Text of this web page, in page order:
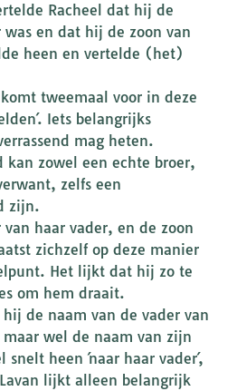
Racheel dat hij de
was en dat hij de zoon van
heen en vertelde (het)
tweemaal voor in deze
Iets belangrijks
mag heten.
zowel een echte broer,
zelfs een
zijn.
van haar vader, en de zoon
zichzelf op deze manier
Het lijkt dat hij zo te
om hem draait.
de naam van de vader van
wel de naam van zijn
snelt heen ´naar haar vader´,
Lavan lijkt alleen belangrijk